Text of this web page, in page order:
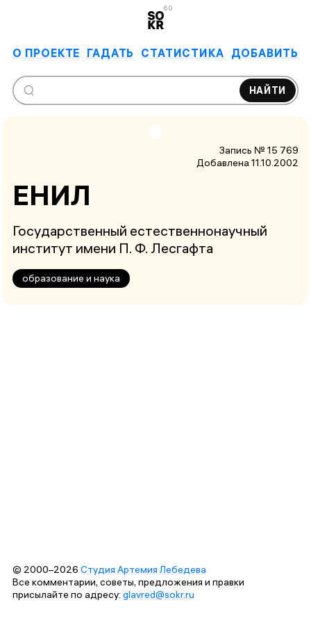
6.0
О ПРОЕКТЕ ГАДАТЬ СТАТИСТИКА ДОБАВИТЬ
НАЙТИ
Запись № 15 769
Добавлена 11.10.2002
ЕНИЛ
Государственный естественнонаучный
институт имени П. Ф. Лесгафта
образование и наука
© 2000–2026 Студия Артемия Лебедева
Все комментарии, советы, предложения и правки
присылайте по адресу: glavred@sokr.ru